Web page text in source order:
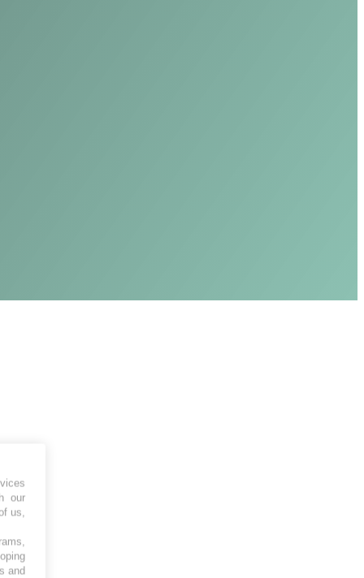
our
us,
and